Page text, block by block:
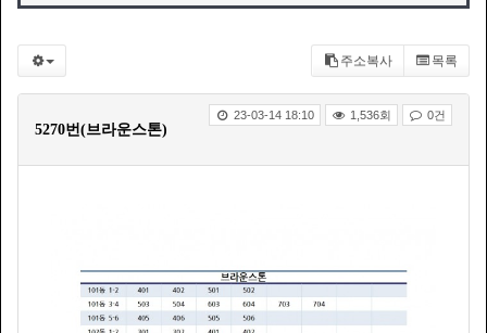
주소복사 목록
5270번(브라운스톤)
23-03-14 18:10 1,536회 0건